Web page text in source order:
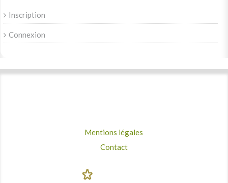
Inscription
Connexion
Mentions légales
Contact